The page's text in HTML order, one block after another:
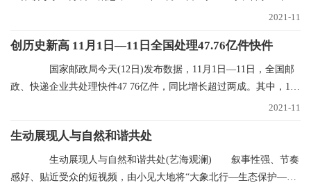
2021-11
创历史新高 11月1日—11日全国处理47.76亿件快件
国家邮政局今天(12日)发布数据，11月1日—11日，全国邮
政、快递企业共处理快件47 76亿件，同比增长超过两成。其中，11
2021-11
生动展现人与自然和谐共处
生动展现人与自然和谐共处(艺海观澜) 叙事性强、节奏
感好、贴近受众的短视频，由小见大地将“大象北行—生态保护—文